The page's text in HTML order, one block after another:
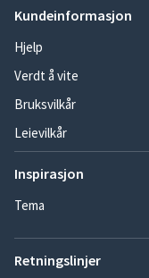
Kundeinformasjon
Hjelp
Verdt å vite
Bruksvilkår
Leievilkår
Inspirasjon
Tema
Retningslinjer